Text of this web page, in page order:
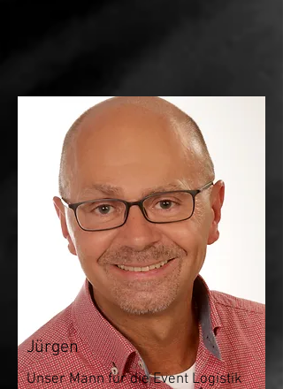
Jürgen
Unser Mann für die Event Logistik